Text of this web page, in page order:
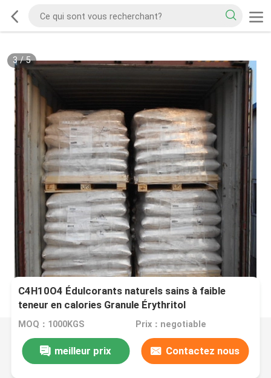
3/5
C4H10O4 Édulcorants naturels sains à faible
teneur en calories Granule Érythritol
MOQ：1000KGS Prix：negotiable
meilleur prix Contactez nous